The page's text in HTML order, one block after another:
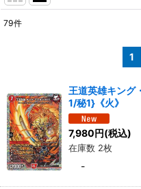
79件
1
王道英雄キング
1/秘1}《火》
7,980円(税込)
在庫数 2枚
-